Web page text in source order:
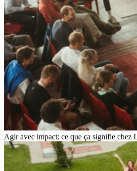
Agir avec impact: ce que ça signifie chez